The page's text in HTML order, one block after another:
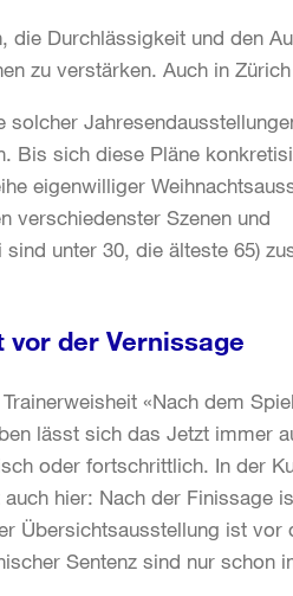
die Durchlässigkeit und den
zu verstärken. Auch in
solcher
Bis sich diese Pläne
eigenwilliger
verschiedenster Szenen und
unter 30, die älteste 65)
der Vernissage
«Nach dem
lässt sich das Jetzt immer
oder fortschrittlich. In der
hier: Nach der Finissage
Übersichtsausstellung ist vor
Sentenz sind nur schon